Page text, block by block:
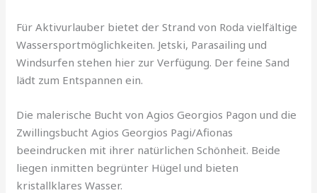
Für Aktivurlauber bietet der Strand von Roda vielfältige
Wassersportmöglichkeiten. Jetski, Parasailing und
Windsurfen stehen hier zur Verfügung. Der feine Sand
lädt zum Entspannen ein.
Die malerische Bucht von Agios Georgios Pagon und die
Zwillingsbucht Agios Georgios Pagi/Afionas
beeindrucken mit ihrer natürlichen Schönheit. Beide
liegen inmitten begrünter Hügel und bieten
kristallklares Wasser.